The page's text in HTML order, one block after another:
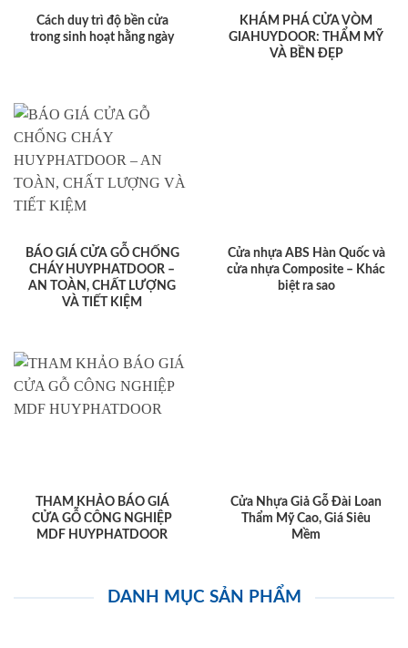
Cách duy trì độ bền cửa
trong sinh hoạt hằng ngày
KHÁM PHÁ CỬA VÒM
GIAHUYDOOR: THẨM MỸ
VÀ BỀN ĐẸP
BÁO GIÁ CỬA GỖ CHỐNG
CHÁY HUYPHATDOOR –
AN TOÀN, CHẤT LƯỢNG
VÀ TIẾT KIỆM
Cửa nhựa ABS Hàn Quốc và
cửa nhựa Composite – Khác
biệt ra sao
THAM KHẢO BÁO GIÁ
CỬA GỖ CÔNG NGHIỆP
MDF HUYPHATDOOR
Cửa Nhựa Giả Gỗ Đài Loan
Thẩm Mỹ Cao, Giá Siêu
Mềm
DANH MỤC SẢN PHẨM